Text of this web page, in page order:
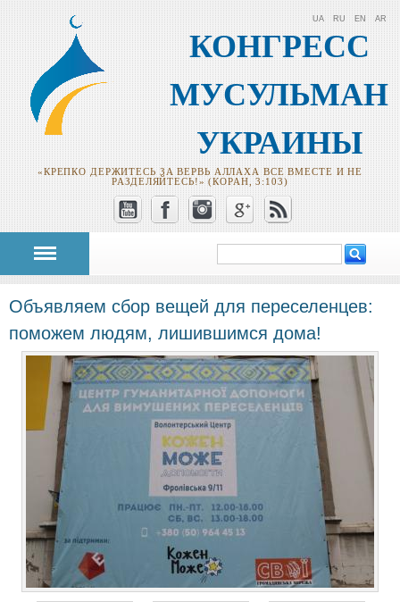
КОНГРЕСС
МУСУЛЬМАН
УКРАИНЫ
«КРЕПКО ДЕРЖИТЕСЬ ЗА ВЕРВЬ АЛЛАХА ВСЕ ВМЕСТЕ И НЕ
РАЗДЕЛЯЙТЕСЬ!» (КОРАН, 3:103)
UA RU EN AR
Форма поиска
Объявляем сбор вещей для переселенцев:
поможем людям, лишившимся дома!